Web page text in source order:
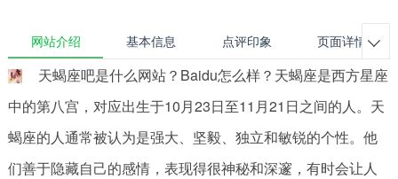
网站介绍 基本信息 点评印象 页面详情 
天蝎座吧是什么网站？Baidu怎么样？天蝎座是西方星座
中的第八宫，对应出生于10月23日至11月21日之间的人。天
蝎座的人通常被认为是强大、坚毅、独立和敏锐的个性。他
们善于隐藏自己的感情，表现得很神秘和深邃，有时会让人